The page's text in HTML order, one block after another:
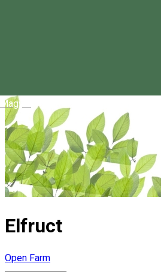
Magyar
Elfruct
Open Farm